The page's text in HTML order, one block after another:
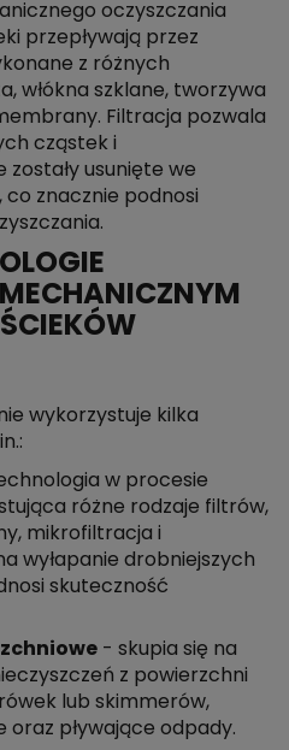
oczyszczania
przepływają przez
z różnych
włókna szklane, tworzywa
Filtracja pozwala
cząstek i
zostały usunięte we
znacznie podnosi
wykorzystuje kilka
w procesie
różne rodzaje filtrów,
mikrofiltracja i
wyłapanie drobniejszych
skuteczność
- skupia się na
z powierzchni
lub skimmerów,
oraz pływające odpady.